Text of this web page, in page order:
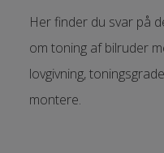
Her finder du svar på
om toning af bilruder
lovgivning,
montere.